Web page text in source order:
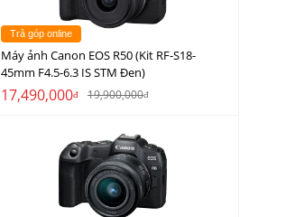
Trả góp online
Máy ảnh Canon EOS R50 (Kit RF-S18-
45mm F4.5-6.3 IS STM Đen)
17,490,000đ 19,900,000đ